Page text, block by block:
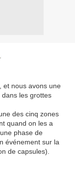
et nous avons une
les grottes
des cinq zones
quand on les a
phase de
événement sur la
de capsules).